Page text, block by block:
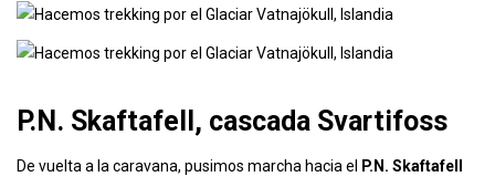
P.N. Skaftafell, cascada Svartifoss
De vuelta a la caravana, pusimos marcha hacia el
P.N. Skaftafell